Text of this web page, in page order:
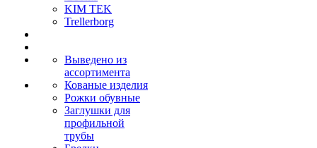
KIM TEK
Trellerborg
Выведено из
ассортимента
Кованые изделия
Рожки обувные
Заглушки для
профильной
трубы